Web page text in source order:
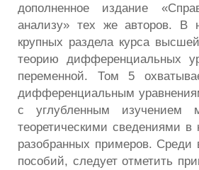
дополненное издание
анализу» тех же авторов. В
крупных раздела курса
теорию дифференциальных
переменной. Том 5
дифференциальным
с углубленным изучением
теоретическими сведениями
разобранных примеров. Среди
пособий, следует отметить